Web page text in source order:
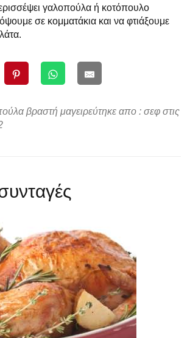
γαλοπούλα ή κοτόπουλο
σε κομματάκια και να φτιάξουμε
βραστή μαγειρεύτηκε απο : σεφ στις